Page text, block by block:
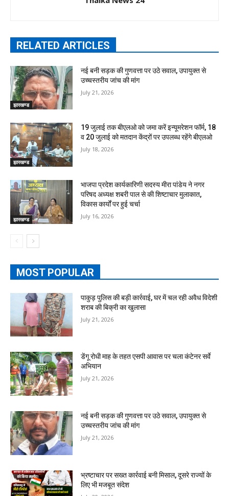
RELATED ARTICLES
झारखण्ड
नई बनी सड़क की गुणवत्ता पर उठे सवाल, उपायुक्त से
उच्चस्तरीय जांच की मांग
July 21, 2026
झारखण्ड
19 जुलाई तक बीएलओ को जमा करें इन्यूमरेशन फॉर्म, 18
व 20 जुलाई को मतदान केंद्रों पर उपलब्ध रहेंगे बीएलओ
July 18, 2026
झारखण्ड
भाजपा प्रदेश कार्यकारिणी सदस्य मीरा पांडेय ने नगर
परिषद अध्यक्ष शबरी पाल से की शिष्टाचार मुलाकात,
विकास कार्यों पर हुई चर्चा
July 16, 2026
MOST POPULAR
पाकुड़ पुलिस की बड़ी कार्रवाई, घर में चल रही अवैध विदेशी
शराब की बिक्री का खुलासा
July 21, 2026
डेंगू रोधी माह के तहत एसपी आवास पर चला कंटेनर सर्वे
अभियान
July 21, 2026
नई बनी सड़क की गुणवत्ता पर उठे सवाल, उपायुक्त से
उच्चस्तरीय जांच की मांग
July 21, 2026
भ्रष्टाचार पर सख्त कार्रवाई बनी मिसाल, दूसरे राज्यों के
लिए भी मजबूत संदेश